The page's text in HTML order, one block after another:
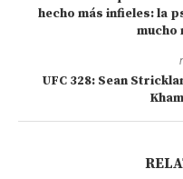
hecho más infieles: la
mucho
UFC 328: Sean